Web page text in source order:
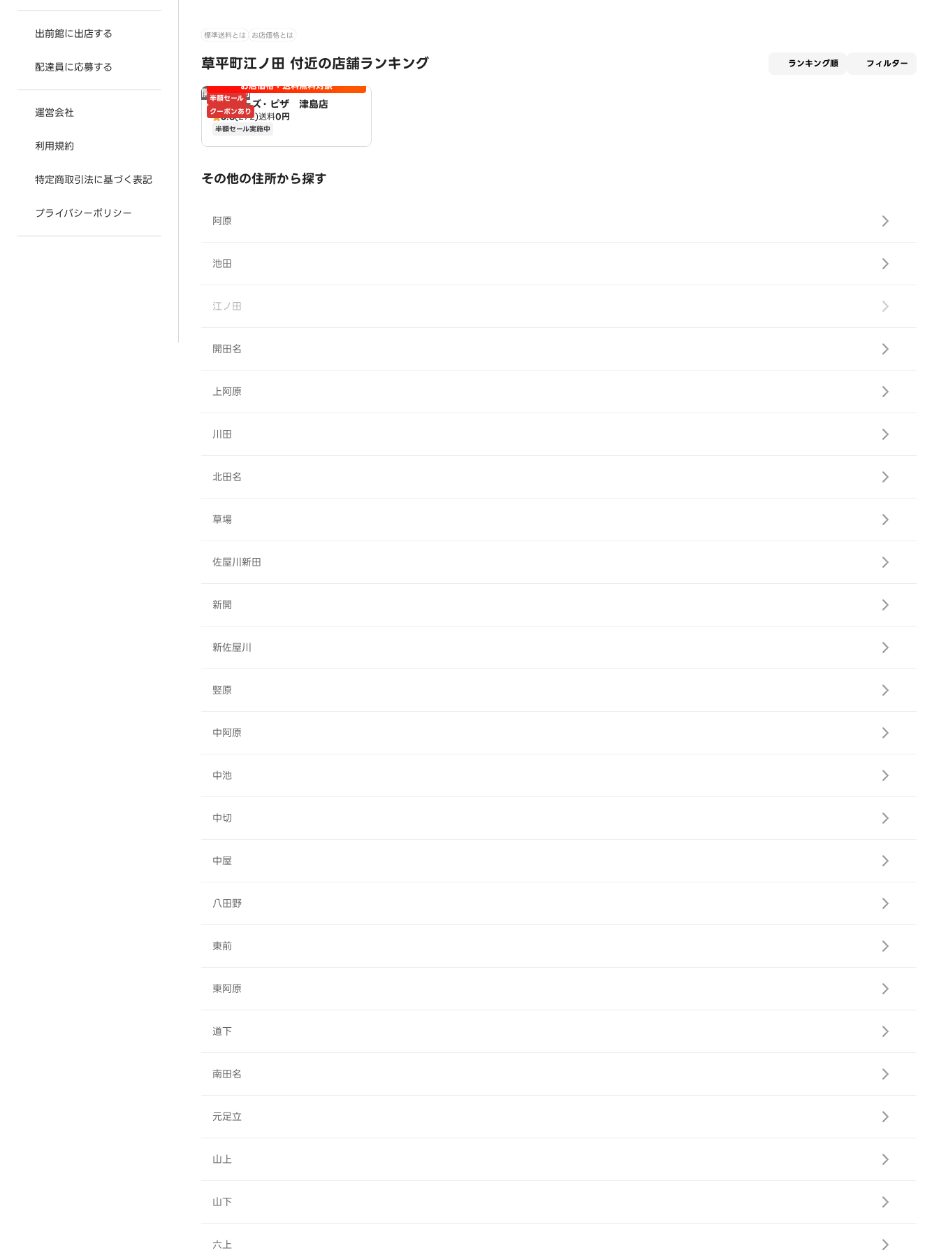
出前館に出店する
配達員に応募する
運営会社
利用規約
特定商取引法に基づく表記
プライバシーポリシー
標準送料とは お店価格とは
草平町江ノ田 付近の店舗ランキング ランキング順 フィルター
開店時間前
半額セール
クーポンあり
お店価格＋送料無料対象
アオキーズ・ピザ 津島店
3.8(272)送料0円
半額セール実施中
その他の住所から探す
阿原
池田
江ノ田
開田名
上阿原
川田
北田名
草場
佐屋川新田
新開
新佐屋川
竪原
中阿原
中池
中切
中屋
八田野
東前
東阿原
道下
南田名
元足立
山上
山下
六上